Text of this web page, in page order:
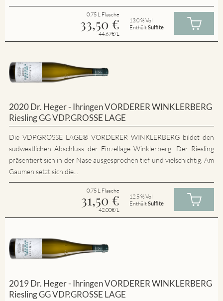
0.75 L Flasche
33,50 €
44.67€/L
13.0 % Vol
EnthältSulfite
2020 Dr. Heger - Ihringen VORDERER WINKLERBERG
Riesling GG VDP.GROSSE LAGE
Die VDP.GROSSE LAGE® VORDERER WINKLERBERG bildet den
südwestlichen Abschluss der Einzellage Winklerberg. Der Riesling
präsentiert sich in der Nase ausgesprochen tief und vielschichtig. Am
Gaumen setzt sich die...
0.75 L Flasche
31,50 €
42.00€/L
12.5 % Vol
EnthältSulfite
2019 Dr. Heger - Ihringen VORDERER WINKLERBERG
Riesling GG VDP.GROSSE LAGE